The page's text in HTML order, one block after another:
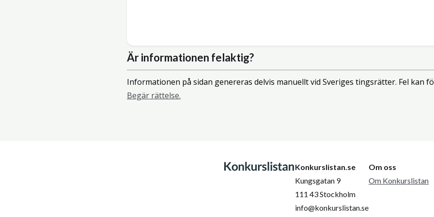
Är informationen felaktig?
Informationen på sidan genereras delvis manuellt vid Sveriges tingsrätter. Fel kan
Begär rättelse.
Konkurslistan.se
Kungsgatan 9
111 43 Stockholm
info@konkurslistan.se
Om oss
Om Konkurslistan